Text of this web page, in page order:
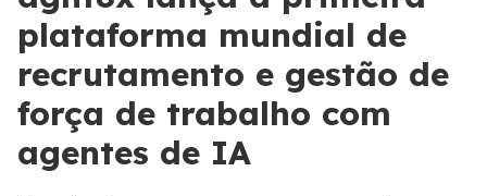
plataforma mundial de
recrutamento e gestão de
força de trabalho com
agentes de IA